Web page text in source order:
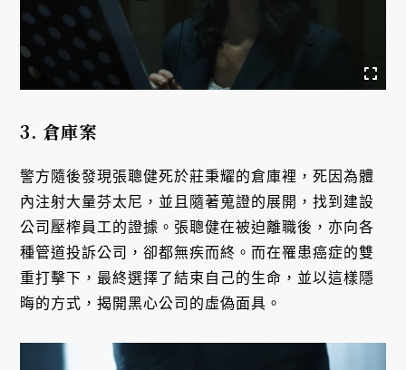
3. 倉庫案
警方隨後發現張聰健死於莊秉耀的倉庫裡，死因為體
內注射大量芬太尼，並且隨著蒐證的展開，找到建設
公司壓榨員工的證據。張聰健在被迫離職後，亦向各
種管道投訴公司，卻都無疾而終。而在罹患癌症的雙
重打擊下，最終選擇了結束自己的生命，並以這樣隱
晦的方式，揭開黑心公司的虛偽面具。